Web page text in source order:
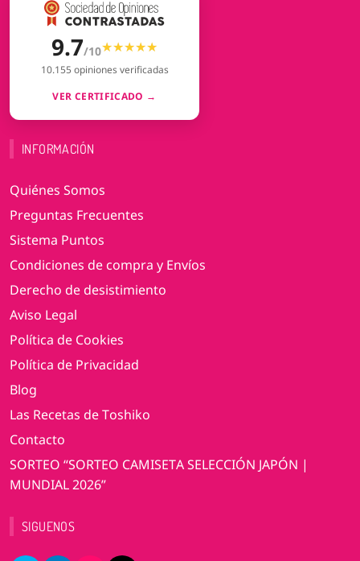
9.7/10★★★★★
★★★★★
10.155 opiniones verificadas
VER CERTIFICADO →
INFORMACIÓN
Quiénes Somos
Preguntas Frecuentes
Sistema Puntos
Condiciones de compra y Envíos
Derecho de desistimiento
Aviso Legal
Política de Cookies
Política de Privacidad
Blog
Las Recetas de Toshiko
Contacto
SORTEO “SORTEO CAMISETA SELECCIÓN JAPÓN |
MUNDIAL 2026”
SIGUENOS